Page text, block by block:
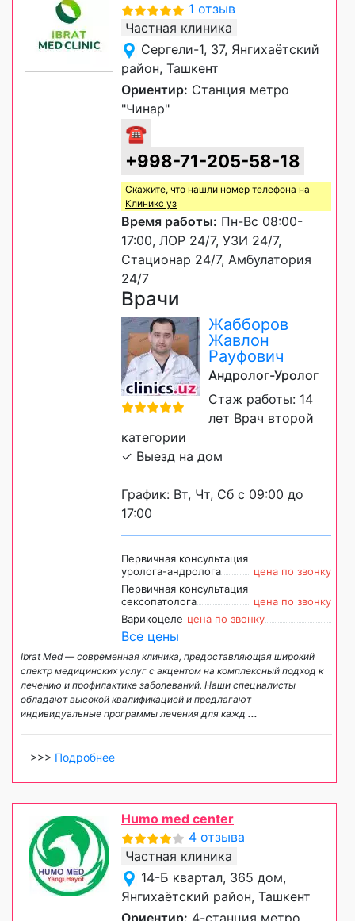
1 отзыв
Частная клиника
Сергели-1, 37, Янгихаётский
район, Ташкент
Ориентир: Станция метро
"Чинар"
☎
+998-71-205-58-18
Скажите, что нашли номер телефона на
Клиникс уз
Время работы: Пн-Вс 08:00-
17:00, ЛОР 24/7, УЗИ 24/7,
Стационар 24/7, Амбулатория
24/7
Врачи
Жабборов
Жавлон
Рауфович
Андролог-Уролог
Стаж работы: 14
лет Врач второй
категории
✓ Выезд на дом
График: Вт, Чт, Сб с 09:00 до
17:00
Первичная консультация
уролога-андролога
цена по звонку
Первичная консультация
сексопатолога
цена по звонку
Варикоцеле цена по звонку
Все цены
Ibrat Med — современная клиника, предоставляющая широкий
спектр медицинских услуг с акцентом на комплексный подход к
лечению и профилактике заболеваний. Наши специалисты
обладают высокой квалификацией и предлагают
индивидуальные программы лечения для кажд ...
>>> Подробнее
Humo med center
4 отзыва
Частная клиника
14-Б квартал, 365 дом,
Янгихаётский район, Ташкент